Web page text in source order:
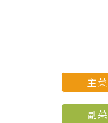
主菜
副菜